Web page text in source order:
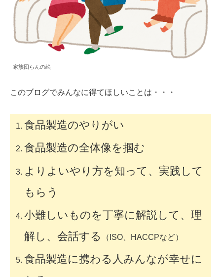
家族団らんの絵
このブログでみんなに得てほしいことは・・・
食品製造のやりがい
食品製造の全体像を掴む
よりよいやり方を知って、実践して
もらう
小難しいものを丁寧に解説して、理
解し、会話する
（ISO、HACCPなど）
食品製造に携わる人みんなが幸せに